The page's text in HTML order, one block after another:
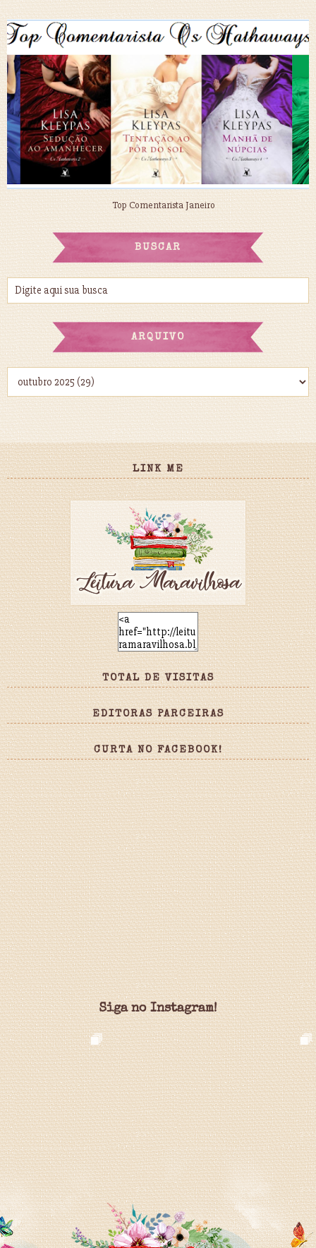
Top Comentarista Janeiro
BUSCAR
ARQUIVO
LINK ME
TOTAL DE VISITAS
EDITORAS PARCEIRAS
CURTA NO FACEBOOK!
Siga no Instagram!